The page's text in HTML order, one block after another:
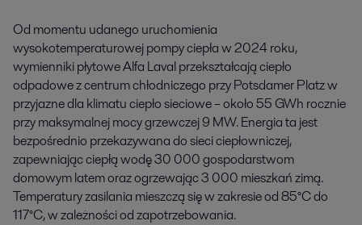
Od momentu udanego uruchomienia
wysokotemperaturowej pompy ciepła w 2024 roku,
wymienniki płytowe Alfa Laval przekształcają ciepło
odpadowe z centrum chłodniczego przy Potsdamer Platz w
przyjazne dla klimatu ciepło sieciowe – około 55 GWh rocznie
przy maksymalnej mocy grzewczej 9 MW. Energia ta jest
bezpośrednio przekazywana do sieci ciepłowniczej,
zapewniając ciepłą wodę 30 000 gospodarstwom
domowym latem oraz ogrzewając 3 000 mieszkań zimą.
Temperatury zasilania mieszczą się w zakresie od 85°C do
117°C, w zależności od zapotrzebowania.